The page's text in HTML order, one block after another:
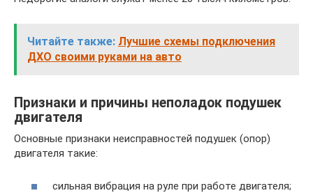
Читайте также: Лучшие схемы подключения
ДХО своими руками на авто
Признаки и причины неполадок подушек
двигателя
Основные признаки неисправностей подушек (опор)
двигателя такие:
сильная вибрация на руле при работе двигателя;